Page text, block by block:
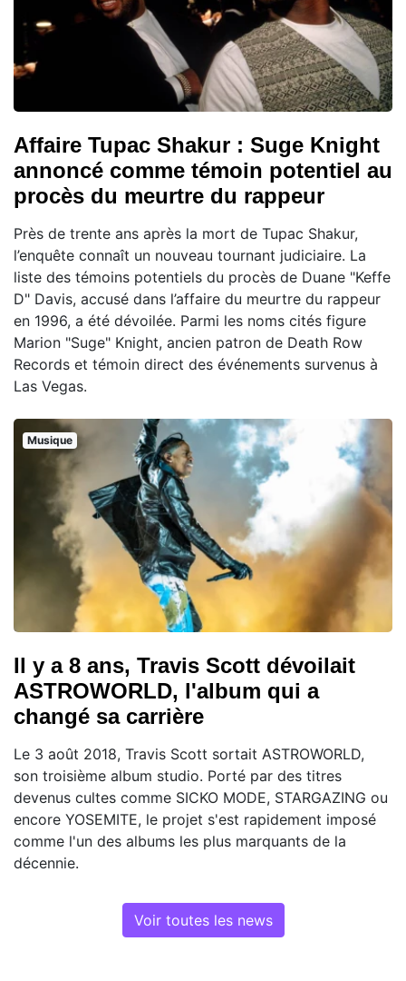
Affaire Tupac Shakur : Suge Knight
annoncé comme témoin potentiel au
procès du meurtre du rappeur
Près de trente ans après la mort de Tupac Shakur,
l’enquête connaît un nouveau tournant judiciaire. La
liste des témoins potentiels du procès de Duane "Keffe
D" Davis, accusé dans l’affaire du meurtre du rappeur
en 1996, a été dévoilée. Parmi les noms cités figure
Marion "Suge" Knight, ancien patron de Death Row
Records et témoin direct des événements survenus à
Las Vegas.
Musique
Il y a 8 ans, Travis Scott dévoilait
ASTROWORLD, l'album qui a
changé sa carrière
Le 3 août 2018, Travis Scott sortait ASTROWORLD,
son troisième album studio. Porté par des titres
devenus cultes comme SICKO MODE, STARGAZING ou
encore YOSEMITE, le projet s'est rapidement imposé
comme l'un des albums les plus marquants de la
décennie.
Voir toutes les news